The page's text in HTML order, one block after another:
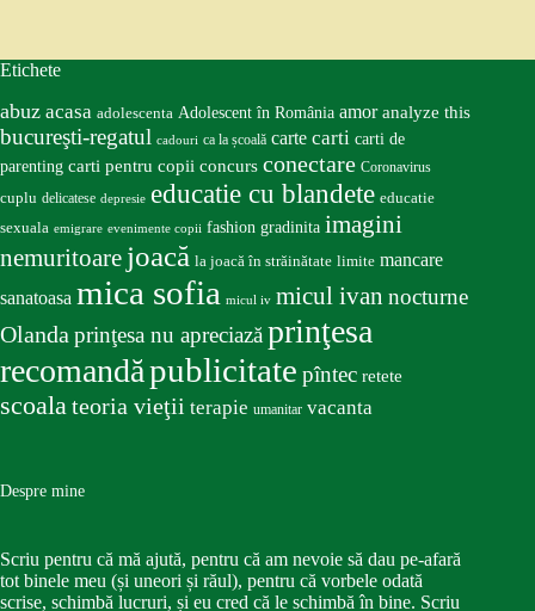
Etichete
abuz acasa adolescenta Adolescent în România amor analyze this
bucureşti-regatul cadouri ca la școală carte carti carti de
parenting carti pentru copii concurs conectare Coronavirus
cuplu delicatese depresie educatie cu blandete educatie
sexuala emigrare evenimente copii fashion gradinita imagini
nemuritoare joacă la joacă în străinătate limite mancare
sanatoasa mica sofia micul iv micul ivan nocturne
Olandaprinţesa nu apreciazăprinţesa
recomandăpublicitate pîntec retete
scoalateoria vieţii terapie umanitar vacanta
Despre mine
Scriu pentru că mă ajută, pentru că am nevoie să dau pe-afară
tot binele meu (și uneori și răul), pentru că vorbele odată
scrise, schimbă lucruri, și eu cred că le schimbă în bine. Scriu